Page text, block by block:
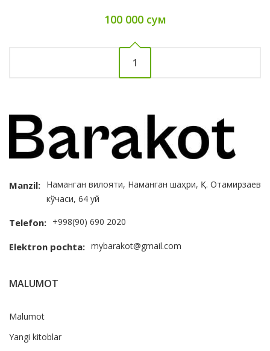
100 000 сум
1
Manzil: Наманган вилояти, Наманган шаҳри, Қ. Отамирзаев
кўчаси, 64 уй
Telefon: +998(90) 690 2020
Elektron pochta: mybarakot@gmail.com
MALUMOT
Malumot
Yangi kitoblar